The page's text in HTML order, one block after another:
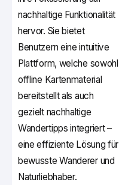
nachhaltige Funktionalität
hervor. Sie bietet
Benutzern eine intuitive
Plattform, welche sowohl
offline Kartenmaterial
bereitstellt als auch
gezielt nachhaltige
Wandertipps integriert –
eine effiziente Lösung für
bewusste Wanderer und
Naturliebhaber.